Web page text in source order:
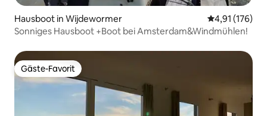
Hausboot in Wijdewormer
4,91 (176)
Sonniges Hausboot +Boot bei Amsterdam&Windmühlen!
Gäste-Favorit
Gäste-Favorit